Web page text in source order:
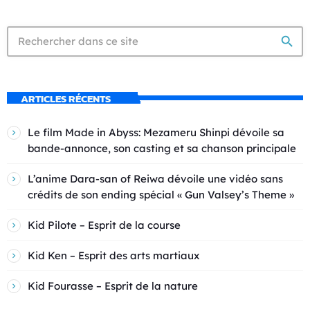
search
ARTICLES RÉCENTS
Le film Made in Abyss: Mezameru Shinpi dévoile sa
bande-annonce, son casting et sa chanson principale
L’anime Dara-san of Reiwa dévoile une vidéo sans
crédits de son ending spécial « Gun Valsey’s Theme »
Kid Pilote – Esprit de la course
Kid Ken – Esprit des arts martiaux
Kid Fourasse – Esprit de la nature